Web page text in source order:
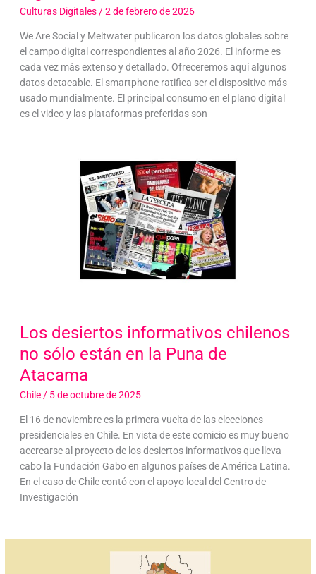
Culturas Digitales/2 de febrero de 2026
We Are Social y Meltwater publicaron los datos globales sobre
el campo digital correspondientes al año 2026. El informe es
cada vez más extenso y detallado. Ofreceremos aquí algunos
datos detacable. El smartphone ratifica ser el dispositivo más
usado mundialmente. El principal consumo en el plano digital
es el video y las plataformas preferidas son
Los desiertos informativos chilenos
no sólo están en la Puna de
Atacama
Chile/ 5 de octubre de 2025
El 16 de noviembre es la primera vuelta de las elecciones
presidenciales en Chile. En vista de este comicio es muy bueno
acercarse al proyecto de los desiertos informativos que lleva
cabo la Fundación Gabo en algunos países de América Latina.
En el caso de Chile contó con el apoyo local del Centro de
Investigación